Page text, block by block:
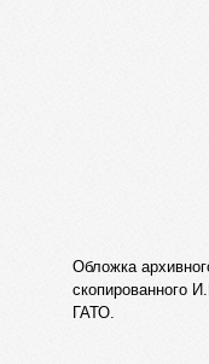
Обложка
скопированного
ГАТО.